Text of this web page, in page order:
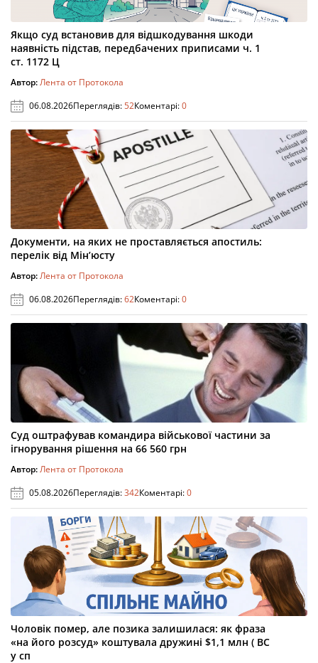
Якщо суд встановив для відшкодування шкоди
наявність підстав, передбачених приписами ч. 1
ст. 1172 Ц
Автор:Лента от Протокола
06.08.2026Переглядів:52Коментарі:0
Документи, на яких не проставляється апостиль:
перелік від Мін’юсту
Автор:Лента от Протокола
06.08.2026Переглядів:62Коментарі:0
Суд оштрафував командира військової частини за
ігнорування рішення на 66 560 грн
Автор:Лента от Протокола
05.08.2026Переглядів:342Коментарі:0
Чоловік помер, але позика залишилася: як фраза
«на його розсуд» коштувала дружині $1,1 млн ( ВС
у сп